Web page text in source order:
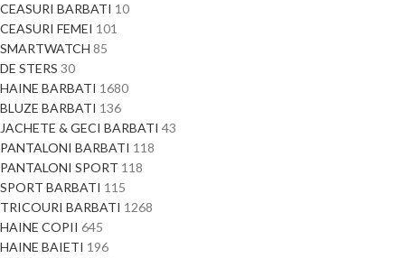
CEASURI BARBATI 10
CEASURI FEMEI 101
SMARTWATCH 85
DE STERS 30
HAINE BARBATI 1680
BLUZE BARBATI 136
JACHETE & GECI BARBATI 43
PANTALONI BARBATI 118
PANTALONI SPORT 118
SPORT BARBATI 115
TRICOURI BARBATI 1268
HAINE COPII 645
HAINE BAIETI 196